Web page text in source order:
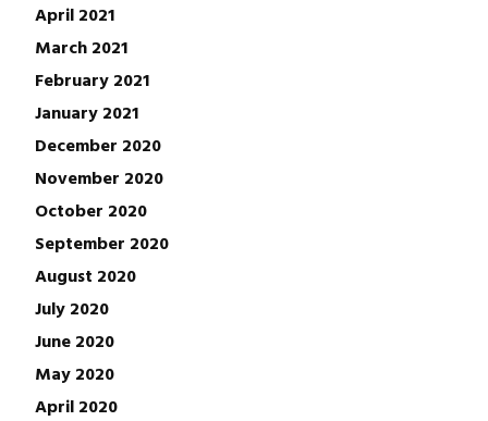
April 2021
March 2021
February 2021
January 2021
December 2020
November 2020
October 2020
September 2020
August 2020
July 2020
June 2020
May 2020
April 2020